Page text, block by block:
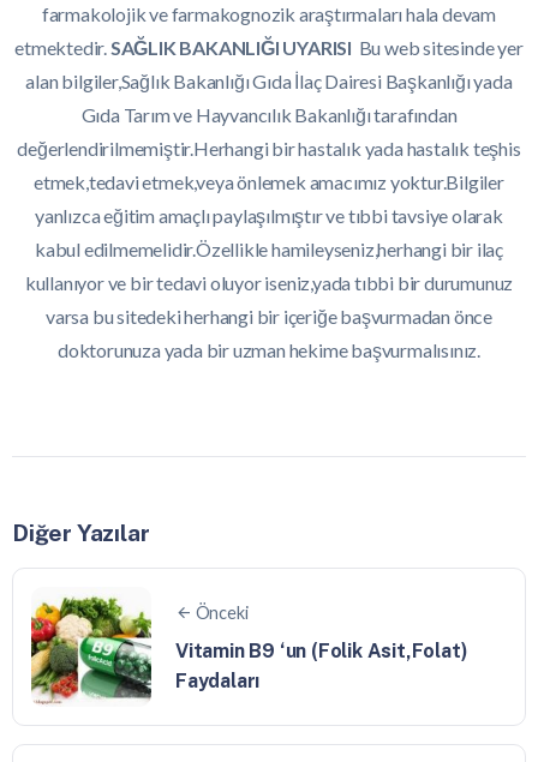
farmakolojik ve farmakognozik araştırmaları hala devam
etmektedir.SAĞLIK BAKANLIĞI UYARISI Bu web sitesinde yer
alan bilgiler,Sağlık Bakanlığı Gıda İlaç Dairesi Başkanlığı yada
Gıda Tarım ve Hayvancılık Bakanlığı tarafından
değerlendirilmemiştir.Herhangi bir hastalık yada hastalık teşhis
etmek,tedavi etmek,veya önlemek amacımız yoktur.Bilgiler
yanlızca eğitim amaçlı paylaşılmıştır ve tıbbi tavsiye olarak
kabul edilmemelidir.Özellikle hamileyseniz,herhangi bir ilaç
kullanıyor ve bir tedavi oluyor iseniz,yada tıbbi bir durumunuz
varsa bu sitedeki herhangi bir içeriğe başvurmadan önce
doktorunuza yada bir uzman hekime başvurmalısınız.
Diğer Yazılar
Önceki
Vitamin B9 ‘un (Folik Asit,Folat)
Faydaları